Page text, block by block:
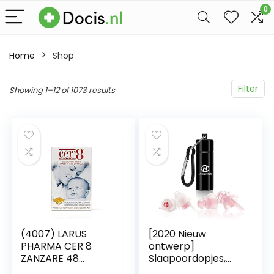
0
Home Shop
Filter
Showing 1–12 of 1073 results
(4007) LARUS
PHARMA CER 8
ZANZARE 48
[2020 Nieuw
ontwerp]
Slaapoordopjes,